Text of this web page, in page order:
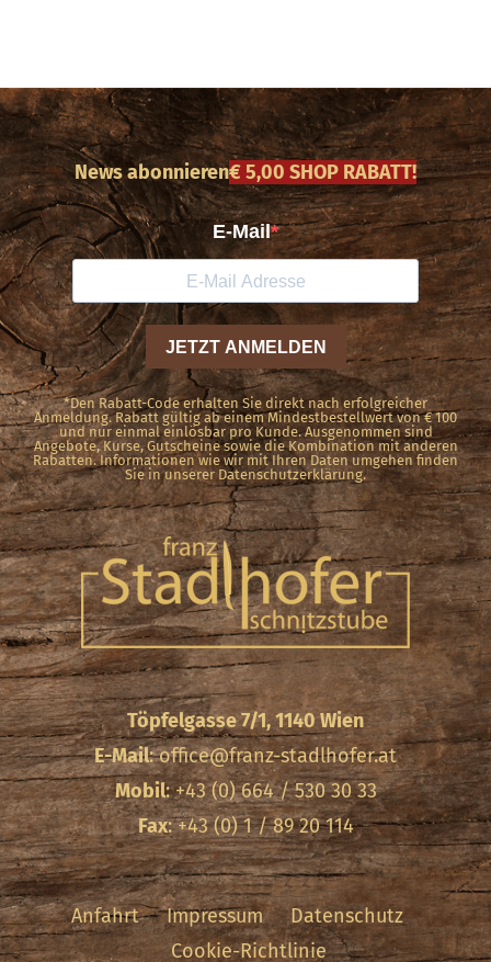
News abonnieren€ 5,00 SHOP RABATT!
*Den Rabatt-Code erhalten Sie direkt nach erfolgreicher
Anmeldung. Rabatt gültig ab einem Mindestbestellwert von € 100
und nur einmal einlösbar pro Kunde. Ausgenommen sind
Angebote, Kurse, Gutscheine sowie die Kombination mit anderen
Rabatten. Informationen wie wir mit Ihren Daten umgehen finden
Sie in unserer Datenschutzerklärung.
Töpfelgasse 7/1, 1140 Wien
E-Mail:office@franz-stadlhofer.at
Mobil: +43 (0) 664 / 530 30 33
Fax: +43 (0) 1 / 89 20 114
Anfahrt Impressum
Datenschutz
Cookie-Richtlinie